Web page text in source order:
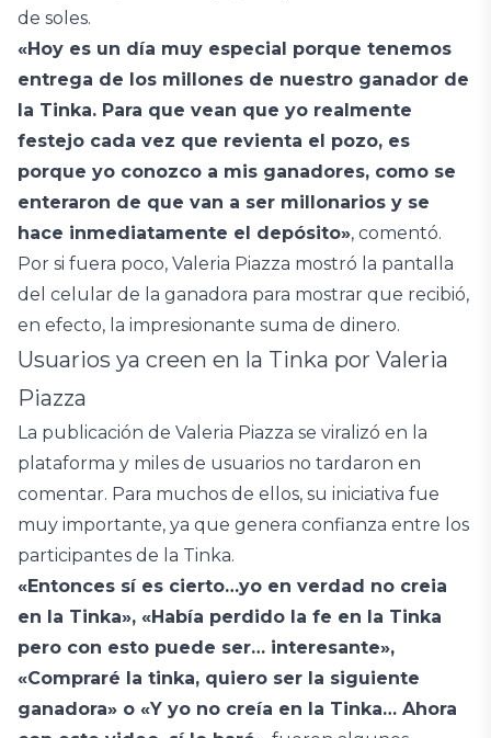
de soles.
«Hoy es un día muy especial porque tenemos
entrega de los millones de nuestro ganador de
la Tinka. Para que vean que yo realmente
festejo cada vez que revienta el pozo, es
porque yo conozco a mis ganadores, como se
enteraron de que van a ser millonarios y se
hace inmediatamente el depósito», comentó.
Por si fuera poco, Valeria Piazza mostró la pantalla
del celular de la ganadora para mostrar que recibió,
en efecto, la impresionante suma de dinero.
Usuarios ya creen en la Tinka por Valeria
Piazza
La publicación de Valeria Piazza se viralizó en la
plataforma y miles de usuarios no tardaron en
comentar. Para muchos de ellos, su iniciativa fue
muy importante, ya que genera confianza entre los
participantes de la Tinka.
«Entonces sí es cierto…yo en verdad no creia
en la Tinka», «Había perdido la fe en la Tinka
pero con esto puede ser… interesante»,
«Compraré la tinka, quiero ser la siguiente
ganadora» o «Y yo no creía en la Tinka… Ahora